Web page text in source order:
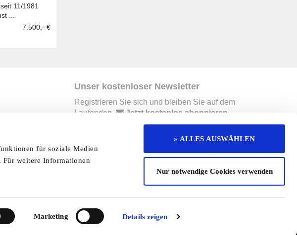
für soziale Medien
Für weitere Informationen
Marketing Details zeigen
» ALLES AUSWÄHLEN
Nur notwendige Cookies verwenden
11/1981
...
7.500,- €
Unser kostenloser Newsletter
Registrieren Sie sich und bleiben Sie auf dem
Laufenden.
Jetzt kostenlos abonnieren
Kontakt Mediadaten Jobs
Redaktionelle Seite Cookies
vorbehalten